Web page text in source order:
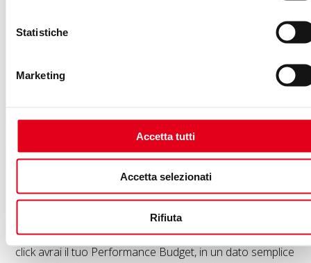
Statistiche
Marketing
Accetta tutti
Accetta selezionati
Rifiuta
Budget
Come vedi gli input possono essere pochi, semplici e
facilmente comprensibili: in quanti secondi la tua pagina
deve caricarsi con un certo tipo di connessione. Con un
click avrai il tuo Performance Budget, in un dato semplice